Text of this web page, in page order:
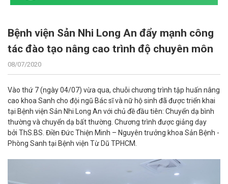
Bệnh viện Sản Nhi Long An đẩy mạnh công
tác đào tạo nâng cao trình độ chuyên môn
08/07/2020
Vào thứ 7 (ngày 04/07) vừa qua, chuỗi chương trình tập huấn nâng
cao khoa Sanh cho đội ngũ Bác sĩ và nữ hộ sinh đã được triển khai
tại Bệnh viện Sản Nhi Long An với chủ đề đầu tiên: Chuyển dạ bình
thường và chuyển dạ bất thường. Chương trình được giảng dạy
bởi ThS.BS. Điền Đức Thiện Minh – Nguyên trưởng khoa Sản Bệnh -
Phòng Sanh tại Bệnh viện Từ Dũ TPHCM.